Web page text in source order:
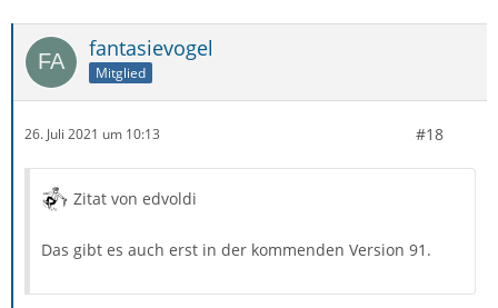
fantasievogel
Mitglied
26. Juli 2021 um 10:13 #18
Zitat von edvoldi
Das gibt es auch erst in der kommenden Version 91.